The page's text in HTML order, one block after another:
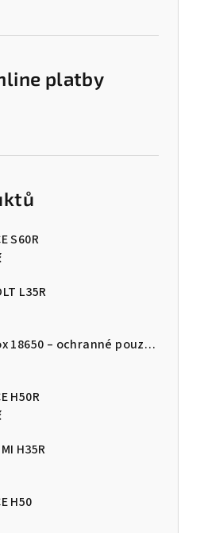
platby
S60R
L35R
BatteryBox 18650 – ochranné pouzdro na baterie
H50R
H35R
H50